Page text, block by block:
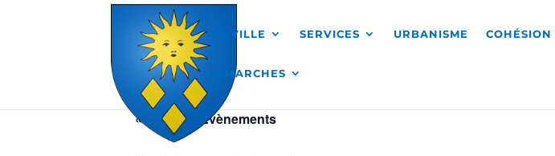
MA VILLE SERVICES URBANISME COHÉSION
DÉMARCHES
« Tous les Évènements